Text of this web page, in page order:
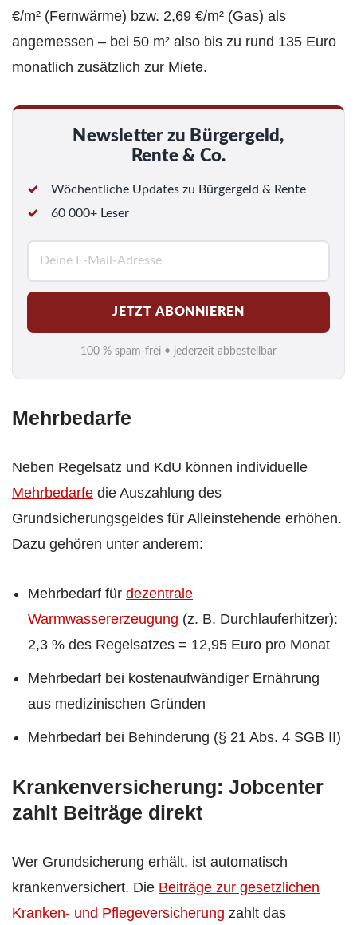
€/m² (Fernwärme) bzw. 2,69 €/m² (Gas) als
angemessen – bei 50 m² also bis zu rund 135 Euro
monatlich zusätzlich zur Miete.
Newsletter zu Bürgergeld,
Rente & Co.
Wöchentliche Updates zu Bürgergeld & Rente
60 000+ Leser
M
a
i
l
*
JETZT ABONNIEREN
100 % spam-frei • jederzeit abbestellbar
Mehrbedarfe
Neben Regelsatz und KdU können individuelle
Mehrbedarfe die Auszahlung des
Grundsicherungsgeldes für Alleinstehende erhöhen.
Dazu gehören unter anderem:
Mehrbedarf für dezentrale
Warmwassererzeugung (z. B. Durchlauferhitzer):
2,3 % des Regelsatzes = 12,95 Euro pro Monat
Mehrbedarf bei kostenaufwändiger Ernährung
aus medizinischen Gründen
Mehrbedarf bei Behinderung (§ 21 Abs. 4 SGB II)
Krankenversicherung: Jobcenter
zahlt Beiträge direkt
Wer Grundsicherung erhält, ist automatisch
krankenversichert. Die Beiträge zur gesetzlichen
Kranken- und Pflegeversicherung zahlt das